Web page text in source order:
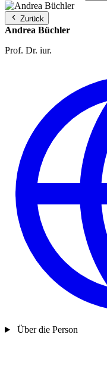
Zurück
Andrea Büchler
Prof. Dr. iur.
Über die Person